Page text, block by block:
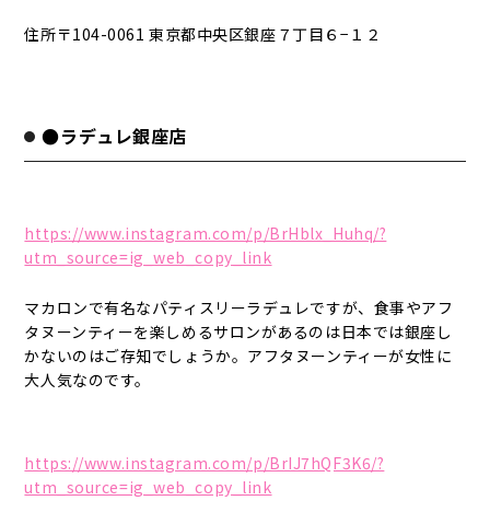
住所〒104-0061 東京都中央区銀座７丁目６−１２
●ラデュレ銀座店
https://www.instagram.com/p/BrHblx_Huhq/?
utm_source=ig_web_copy_link
マカロンで有名なパティスリーラデュレですが、食事やアフ
タヌーンティーを楽しめるサロンがあるのは日本では銀座し
かないのはご存知でしょうか。アフタヌーンティーが女性に
大人気なのです。
https://www.instagram.com/p/BrIJ7hQF3K6/?
utm_source=ig_web_copy_link